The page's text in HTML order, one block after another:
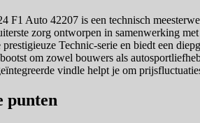
F1 Auto 42207 is een technisch
zorg ontworpen in samenwerking
Technic-serie en biedt een
om zowel bouwers als
vindle helpt je om
punten